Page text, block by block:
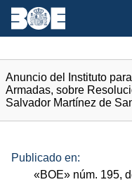
Anuncio del Instituto
Armadas, sobre
Salvador Martínez de
Publicado en:
«BOE» núm. 195,